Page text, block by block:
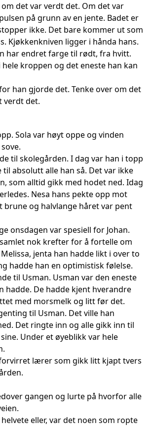
det var verdt det. Om det var
på grunn av en jente. Badet er
ikke. Det bare kommer ut som
Kjøkkenkniven ligger i hånda hans.
har endret farge til rødt, fra hvitt.
hele kroppen og det eneste han kan
han gjorde det. Tenke over om det
verdt det.
Sola var høyt oppe og vinden
til skolegården. I dag var han i topp
absolutt alle han så. Det var ikke
som alltid gikk med hodet ned. Idag
Nesa hans pekte opp mot
brune og halvlange håret var pent
onsdagen var spesiell for Johan.
nok krefter for å fortelle om
jenta han hadde likt i over to
hadde han en optimistisk følelse.
til Usman. Usman var den eneste
hadde. De hadde kjent hverandre
med morsmelk og litt før det.
til Usman. Det ville han
Det ringte inn og alle gikk inn til
Under et øyeblikk var hele
lærer som gikk litt kjapt tvers
gangen og lurte på hvorfor alle
eller, var det noen som ropte